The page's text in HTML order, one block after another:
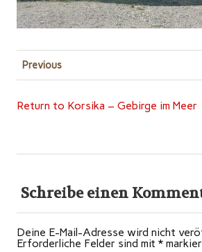
Previous
Return to Korsika – Gebirge im Meer
Schreibe einen
Deine E-Mail-Adresse wird nicht
Erforderliche Felder sind mit *